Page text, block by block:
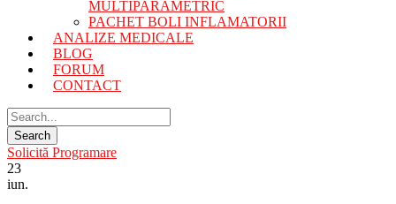
MULTIPARAMETRIC
PACHET BOLI INFLAMATORII
ANALIZE MEDICALE
BLOG
FORUM
CONTACT
Solicită Programare
23
iun.